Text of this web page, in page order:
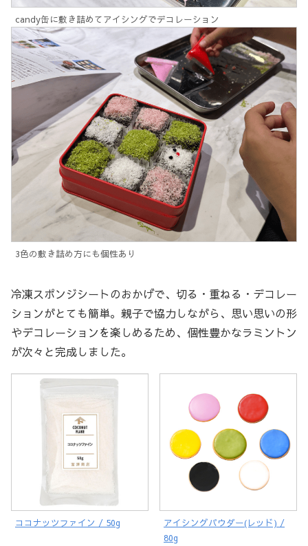
candy缶に敷き詰めてアイシングでデコレーション
3色の敷き詰め方にも個性あり
冷凍スポンジシートのおかげで、切る・重ねる・デコレー
ションがとても簡単。親子で協力しながら、思い思いの形
やデコレーションを楽しめるため、個性豊かなラミントン
が次々と完成しました。
ココナッツファイン / 50g
アイシングパウダー(レッド) /
80g